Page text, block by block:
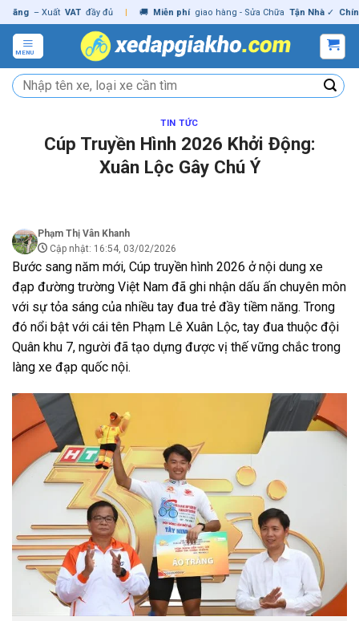
Skip
to
content
– Xuất VAT đầy đủ | 🚚 Miễn phí giao hàng - Sửa Chữa Tận Nhà ✓ Chính
MENU
Tìm
kiếm:
TIN TỨC
Cúp Truyền Hình 2026 Khởi Động:
Xuân Lộc Gây Chú Ý
Phạm Thị Vân Khanh
Cập nhật: 16:54, 03/02/2026
Bước sang năm mới, Cúp truyền hình 2026 ở nội dung xe
đạp đường trường Việt Nam đã ghi nhận dấu ấn chuyên môn
với sự tỏa sáng của nhiều tay đua trẻ đầy tiềm năng. Trong
đó nổi bật với cái tên Phạm Lê Xuân Lộc, tay đua thuộc đội
Quân khu 7, người đã tạo dựng được vị thế vững chắc trong
làng xe đạp quốc nội.